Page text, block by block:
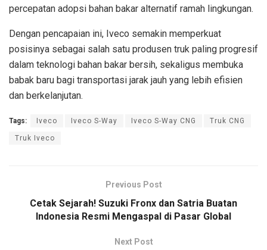
percepatan adopsi bahan bakar alternatif ramah lingkungan.
Dengan pencapaian ini, Iveco semakin memperkuat
posisinya sebagai salah satu produsen truk paling progresif
dalam teknologi bahan bakar bersih, sekaligus membuka
babak baru bagi transportasi jarak jauh yang lebih efisien
dan berkelanjutan.
Tags: Iveco Iveco S-Way Iveco S-Way CNG Truk CNG
Truk Iveco
Previous Post
Cetak Sejarah! Suzuki Fronx dan Satria Buatan
Indonesia Resmi Mengaspal di Pasar Global
Next Post